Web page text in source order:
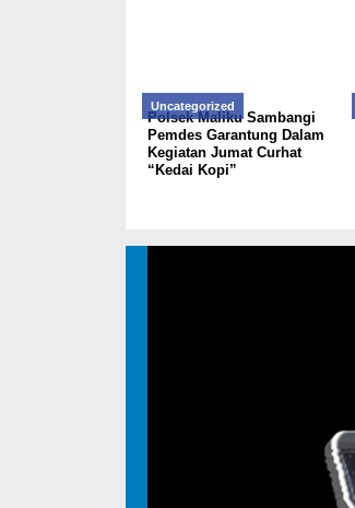
Uncategorized
Polsek Maliku Sambangi
Pemdes Garantung Dalam
Kegiatan Jumat Curhat
“Kedai Kopi”